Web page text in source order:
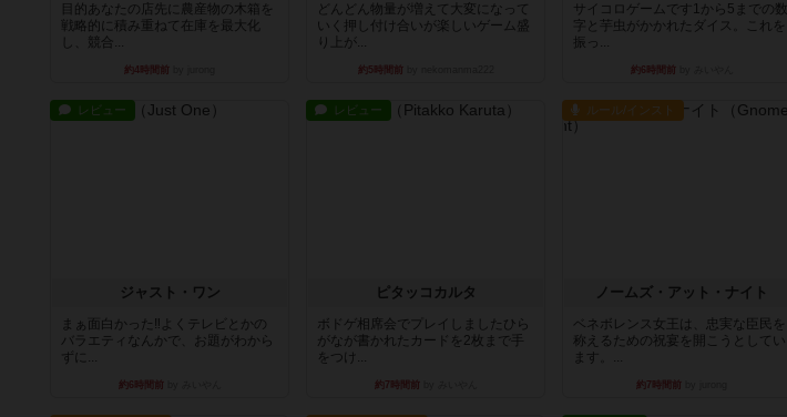
目的あなたの店先に農産物の木箱を
戦略的に積み重ねて在庫を最大化
し、競合...
約4時間前
どんどん物量が増えて大変になって
いく押し付け合いが楽しいゲーム盛
り上が...
約5時間前
サイコロゲームです1から5までの数
字と芋虫がかかれたダイス。これを
振っ...
約6時間前
レビュー
ジャスト・ワン
まぁ面白かった‼️よくテレビとかの
バラエティなんかで、お題がわから
ずに...
約6時間前
レビュー
ピタッコカルタ
ボドゲ相席会でプレイしましたひら
がなが書かれたカードを2枚まで手
をつけ...
約7時間前
ルール/インスト
ノームズ・アット・ナイト
ベネボレンス女王は、忠実な臣民を
称えるための祝宴を開こうとしてい
ます。...
約7時間前